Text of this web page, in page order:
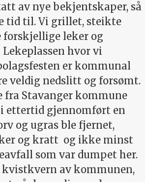
av nye bekjentskaper, så
tid til. Vi grillet, steikte
forskjellige leker og
Lekeplassen hvor vi
er kommunal
veldig nedslitt og forsømt.
fra Stavanger kommune
ettertid gjennomført en
og ugras ble fjernet,
og kratt og ikke minst
som var dumpet her.
av kommunen,